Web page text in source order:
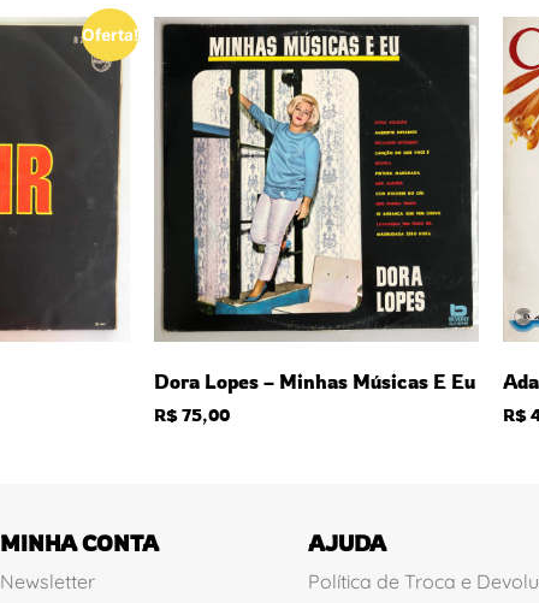
Oferta!
Dora Lopes – Minhas Músicas E Eu
R$75,00 R$
MINHA CONTA
Newsletter
AJUDA
Política de Troca e